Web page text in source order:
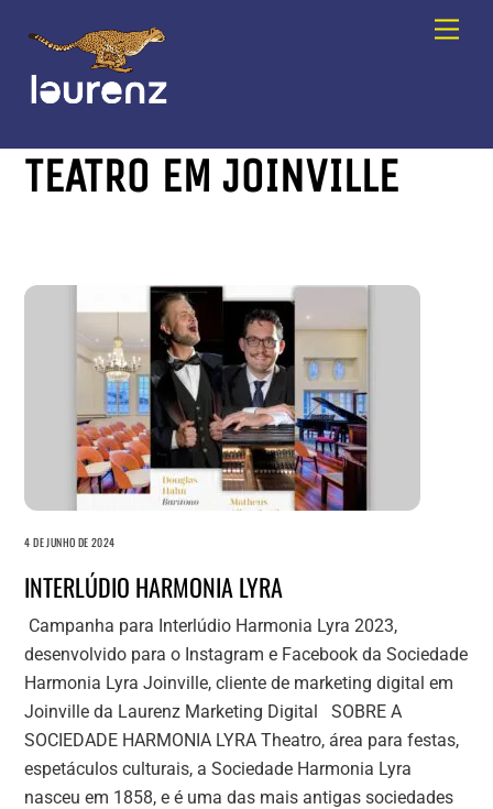
content
TEATRO EM JOINVILLE
4 DE JUNHO DE 2024
INTERLÚDIO HARMONIA LYRA
Campanha para Interlúdio Harmonia Lyra 2023,
desenvolvido para o Instagram e Facebook da Sociedade
Harmonia Lyra Joinville, cliente de marketing digital em
Joinville da Laurenz Marketing Digital SOBRE A
SOCIEDADE HARMONIA LYRA Theatro, área para festas,
espetáculos culturais, a Sociedade Harmonia Lyra
nasceu em 1858, e é uma das mais antigas sociedades